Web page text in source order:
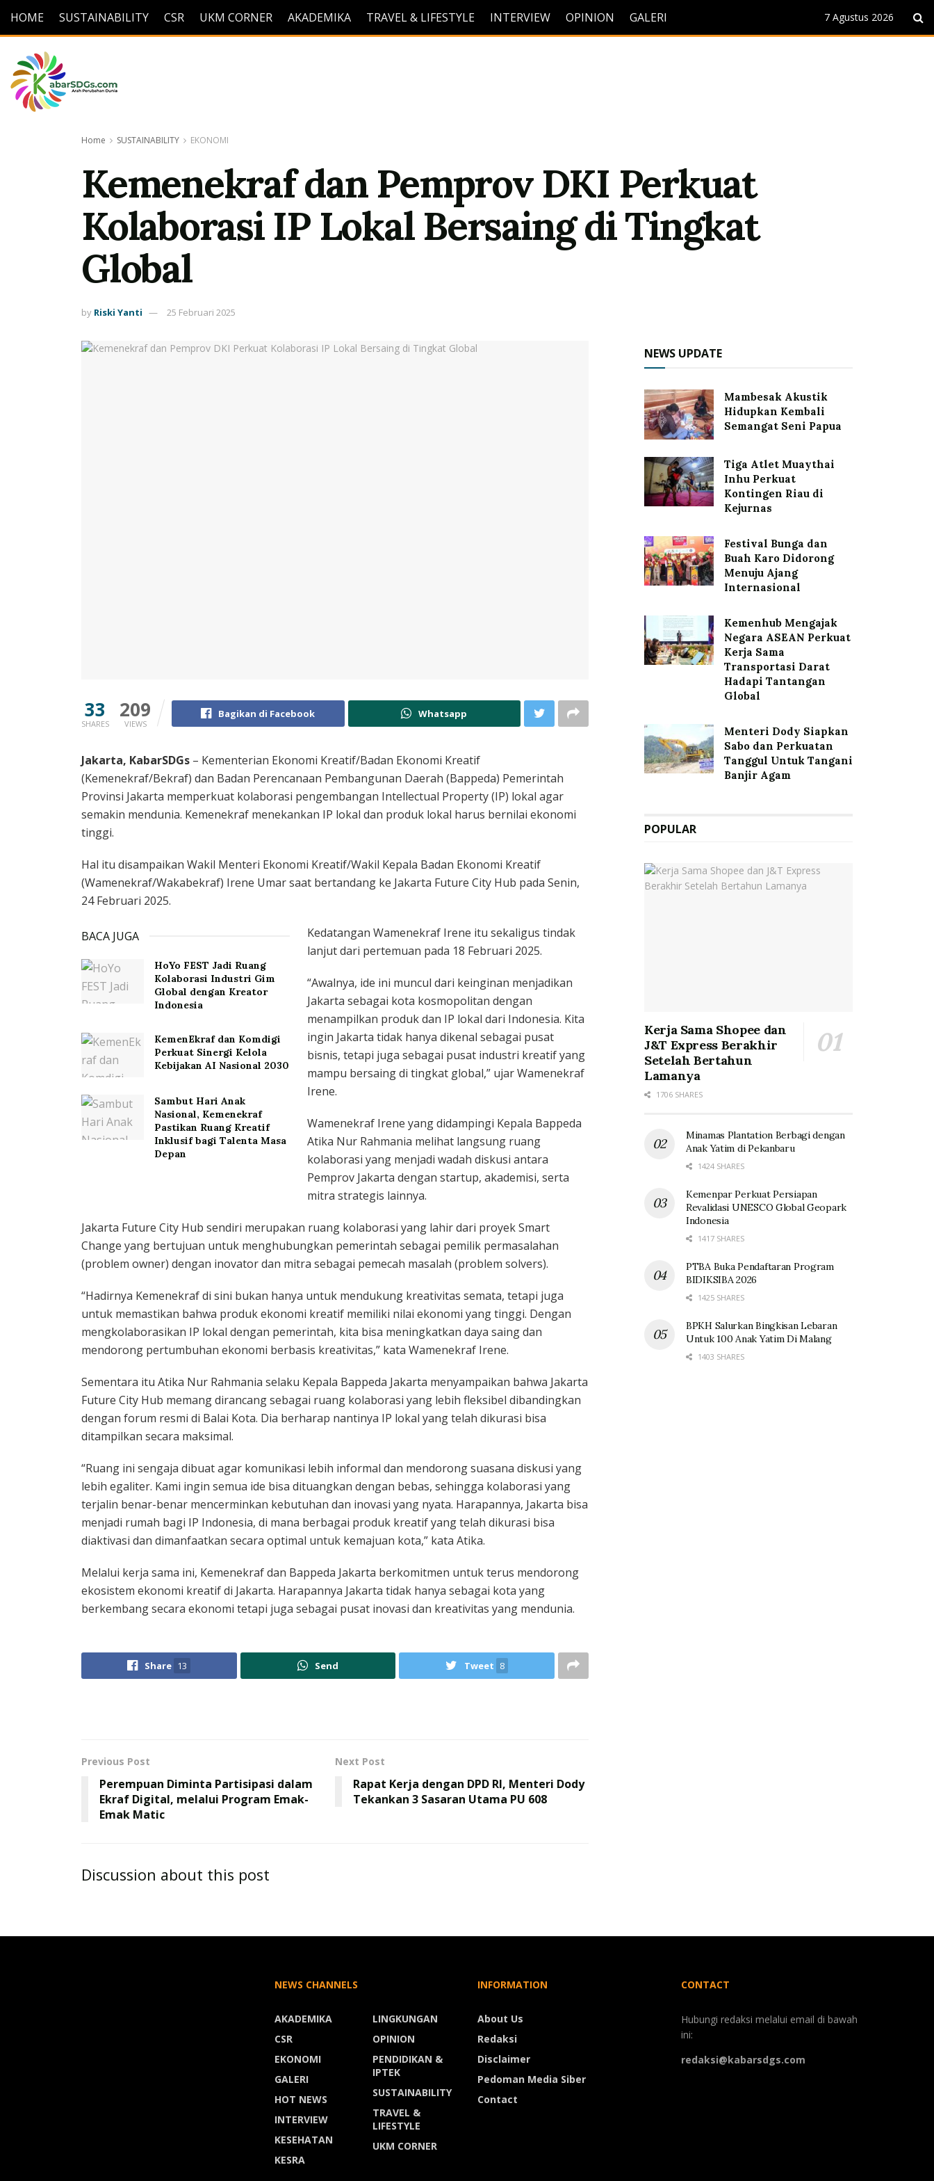
HOME SUSTAINABILITY CSR UKM CORNER AKADEMIKA TRAVEL & LIFESTYLE INTERVIEW OPINION GALERI 7 Agustus 2026
Home SUSTAINABILITY EKONOMI
Kemenekraf dan Pemprov DKI Perkuat
Kolaborasi IP Lokal Bersaing di Tingkat
Global
by Riski Yanti 25 Februari 2025
33
SHARES
209
VIEWS
Bagikan di Facebook Whatsapp
Jakarta, KabarSDGs – Kementerian Ekonomi Kreatif/Badan Ekonomi Kreatif
(Kemenekraf/Bekraf) dan Badan Perencanaan Pembangunan Daerah (Bappeda) Pemerintah
Provinsi Jakarta memperkuat kolaborasi pengembangan Intellectual Property (IP) lokal agar
semakin mendunia. Kemenekraf menekankan IP lokal dan produk lokal harus bernilai ekonomi
tinggi.
Hal itu disampaikan Wakil Menteri Ekonomi Kreatif/Wakil Kepala Badan Ekonomi Kreatif
(Wamenekraf/Wakabekraf) Irene Umar saat bertandang ke Jakarta Future City Hub pada Senin,
24 Februari 2025.
BACA JUGA
HoYo FEST Jadi Ruang
Kolaborasi Industri Gim
Global dengan Kreator
Indonesia
KemenEkraf dan Komdigi
Perkuat Sinergi Kelola
Kebijakan AI Nasional 2030
Sambut Hari Anak
Nasional, Kemenekraf
Pastikan Ruang Kreatif
Inklusif bagi Talenta Masa
Depan
Kedatangan Wamenekraf Irene itu sekaligus tindak
lanjut dari pertemuan pada 18 Februari 2025.
“Awalnya, ide ini muncul dari keinginan menjadikan
Jakarta sebagai kota kosmopolitan dengan
menampilkan produk dan IP lokal dari Indonesia. Kita
ingin Jakarta tidak hanya dikenal sebagai pusat
bisnis, tetapi juga sebagai pusat industri kreatif yang
mampu bersaing di tingkat global,” ujar Wamenekraf
Irene.
Wamenekraf Irene yang didampingi Kepala Bappeda
Atika Nur Rahmania melihat langsung ruang
kolaborasi yang menjadi wadah diskusi antara
Pemprov Jakarta dengan startup, akademisi, serta
mitra strategis lainnya.
Jakarta Future City Hub sendiri merupakan ruang kolaborasi yang lahir dari proyek Smart
Change yang bertujuan untuk menghubungkan pemerintah sebagai pemilik permasalahan
(problem owner) dengan inovator dan mitra sebagai pemecah masalah (problem solvers).
“Hadirnya Kemenekraf di sini bukan hanya untuk mendukung kreativitas semata, tetapi juga
untuk memastikan bahwa produk ekonomi kreatif memiliki nilai ekonomi yang tinggi. Dengan
mengkolaborasikan IP lokal dengan pemerintah, kita bisa meningkatkan daya saing dan
mendorong pertumbuhan ekonomi berbasis kreativitas,” kata Wamenekraf Irene.
Sementara itu Atika Nur Rahmania selaku Kepala Bappeda Jakarta menyampaikan bahwa Jakarta
Future City Hub memang dirancang sebagai ruang kolaborasi yang lebih fleksibel dibandingkan
dengan forum resmi di Balai Kota. Dia berharap nantinya IP lokal yang telah dikurasi bisa
ditampilkan secara maksimal.
“Ruang ini sengaja dibuat agar komunikasi lebih informal dan mendorong suasana diskusi yang
lebih egaliter. Kami ingin semua ide bisa dituangkan dengan bebas, sehingga kolaborasi yang
terjalin benar-benar mencerminkan kebutuhan dan inovasi yang nyata. Harapannya, Jakarta bisa
menjadi rumah bagi IP Indonesia, di mana berbagai produk kreatif yang telah dikurasi bisa
diaktivasi dan dimanfaatkan secara optimal untuk kemajuan kota,” kata Atika.
Melalui kerja sama ini, Kemenekraf dan Bappeda Jakarta berkomitmen untuk terus mendorong
ekosistem ekonomi kreatif di Jakarta. Harapannya Jakarta tidak hanya sebagai kota yang
berkembang secara ekonomi tetapi juga sebagai pusat inovasi dan kreativitas yang mendunia.
Share 13 Send Tweet 8
Previous Post
Perempuan Diminta Partisipasi dalam
Ekraf Digital, melalui Program Emak-
Emak Matic
Next Post
Rapat Kerja dengan DPD RI, Menteri Dody
Tekankan 3 Sasaran Utama PU 608
Discussion about this post
NEWS UPDATE
Mambesak Akustik
Hidupkan Kembali
Semangat Seni Papua
Tiga Atlet Muaythai
Inhu Perkuat
Kontingen Riau di
Kejurnas
Festival Bunga dan
Buah Karo Didorong
Menuju Ajang
Internasional
Kemenhub Mengajak
Negara ASEAN Perkuat
Kerja Sama
Transportasi Darat
Hadapi Tantangan
Global
Menteri Dody Siapkan
Sabo dan Perkuatan
Tanggul Untuk Tangani
Banjir Agam
POPULAR
Kerja Sama Shopee dan
J&T Express Berakhir
Setelah Bertahun
Lamanya
1706 SHARES
Minamas Plantation Berbagi dengan
Anak Yatim di Pekanbaru
1424 SHARES
Kemenpar Perkuat Persiapan
Revalidasi UNESCO Global Geopark
Indonesia
1417 SHARES
PTBA Buka Pendaftaran Program
BIDIKSIBA 2026
1425 SHARES
BPKH Salurkan Bingkisan Lebaran
Untuk 100 Anak Yatim Di Malang
1403 SHARES
NEWS CHANNELS
AKADEMIKA
CSR
EKONOMI
GALERI
HOT NEWS
INTERVIEW
KESEHATAN
KESRA
LINGKUNGAN
OPINION
PENDIDIKAN &
IPTEK
SUSTAINABILITY
TRAVEL &
LIFESTYLE
UKM CORNER
INFORMATION
About Us
Redaksi
Disclaimer
Pedoman Media Siber
Contact
CONTACT
Hubungi redaksi melalui email di bawah
ini:
redaksi@kabarsdgs.com